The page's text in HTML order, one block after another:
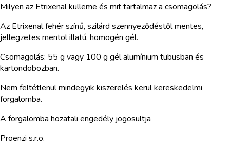
Milyen az Etrixenal külleme és mit tartalmaz a csomagolás?
Az Etrixenal fehér színű, szilárd szennyeződéstől mentes,
jellegzetes mentol illatú, homogén gél.
Csomagolás: 55 g vagy 100 g gél alumínium tubusban és
kartondobozban.
Nem feltétlenül mindegyik kiszerelés kerül kereskedelmi
forgalomba.
A forgalomba hozatali engedély jogosultja
Proenzi s.r.o.